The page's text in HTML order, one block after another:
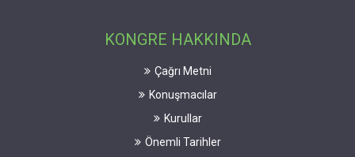
KONGRE HAKKINDA
Çağrı Metni
Konuşmacılar
Kurullar
Önemli Tarihler